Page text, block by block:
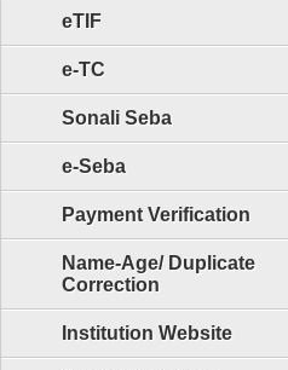
eTIF
e-TC
Sonali Seba
e-Seba
Payment Verification
Name-Age/ Duplicate
Correction
Institution Website